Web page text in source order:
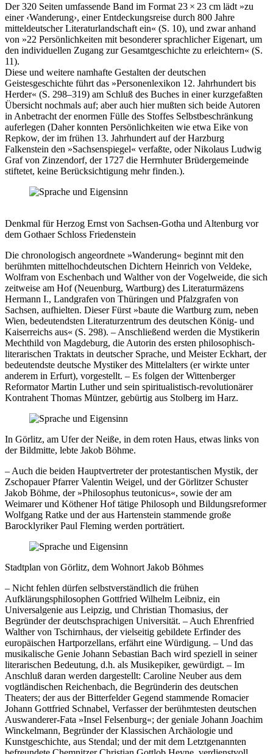
Der 320 Seiten umfassende Band im Format 23 × 23 cm lädt »zu
einer ‹Wanderung›, einer Entdeckungsreise durch 800 Jahre
mitteldeutscher Literaturlandschaft ein« (S. 10), und zwar anhand
von »22 Persönlichkeiten mit besonderer sprachlicher Eigenart, um
den individuellen Zugang zur Gesamtgeschichte zu erleichtern« (S.
11).
Diese und weitere namhafte Gestalten der deutschen
Geistesgeschichte führt das »Personenlexikon 12. Jahrhundert bis
Herder« (S. 298–319) am Schluß des Buches in einer kurzgefaßten
Übersicht nochmals auf; aber auch hier mußten sich beide Autoren
in Anbetracht der enormen Fülle des Stoffes Selbstbeschränkung
auferlegen (Daher konnten Persönlichkeiten wie etwa Eike von
Repkow, der im frühen 13. Jahrhundert auf der Harzburg
Falkenstein den »Sachsenspiegel« verfaßte, oder Nikolaus Ludwig
Graf von Zinzendorf, der 1727 die Herrnhuter Brüdergemeinde
stiftetet, keine Berücksichtigung mehr finden.).
Denkmal für Herzog Ernst von Sachsen-Gotha und Altenburg vor
dem Gothaer Schloss Friedenstein
Die chronologisch angeordnete »Wanderung« beginnt mit den
berühmten mittelhochdeutschen Dichtern Heinrich von Veldeke,
Wolfram von Eschenbach und Walther von der Vogelweide, die sich
zeitweise am Hof (Neuenburg, Wartburg) des Literaturmäzens
Hermann I., Landgrafen von Thüringen und Pfalzgrafen von
Sachsen, aufhielten. Dieser Fürst »baute die Wartburg zum, neben
Wien, bedeutendsten Literaturzentrum des deutschen König- und
Kaiserreichs aus« (S. 298). – Anschließend werden die Mystikerin
Mechthild von Magdeburg, die Autorin des ersten philosophisch-
literarischen Traktats in deutscher Sprache, und Meister Eckhart, der
bedeutendste deutsche Mystiker des Mittelalters (er wirkte unter
anderem in Erfurt), vorgestellt. – Es folgen der Wittenberger
Reformator Martin Luther und sein spiritualistisch-revolutionärer
Kontrahent Thomas Müntzer, gebürtig aus Stolberg im Harz.
In Görlitz, am Ufer der Neiße, in dem roten Haus, etwas links von
der Bildmitte, lebte Jakob Böhme.
– Auch die beiden Hauptvertreter der protestantischen Mystik, der
Zschopauer Pfarrer Valentin Weigel, und der Görlitzer Schuster
Jakob Böhme, der »Philosophus teutonicus«, sowie der am
Weimarer und Köthener Hof tätige Philosoph und Bildungsreformer
Wolfgang Ratke und der aus Hartenstein stammende große
Barocklyriker Paul Fleming werden porträtiert.
Stadtplan von Görlitz, dem Wohnort Jakob Böhmes
– Nicht fehlen dürfen selbstverständlich die frühen
Aufklärungsphilosophen Gottfried Wilhelm Leibniz, ein
Universalgenie aus Leipzig, und Christian Thomasius, der
Begründer der deutschsprachigen Universität. – Auch Ehrenfried
Walther von Tschirnhaus, der vielseitig gebildete Erfinder des
europäischen Hartporzellans, erfährt eine Würdigung. – Und das
musikalische Genie Johann Sebastian Bach wird speziell in seiner
literarischen Bedeutung, d.h. als Musik­epiker, gewürdigt. – Im
Anschluß daran werden dargestellt: Caroline Neuber aus dem
vogtländischen Reichenbach, die Begründerin des deutschen
Theaters; der aus der Bitterfelder Gegend stammende Romacier
Johann Gottfried Schnabel, Verfasser der berühmtesten deutschen
Auswanderer-Fata »Insel Felsenburg«; der geniale Johann Joachim
Winckelmann, Begründer der Klassischen Archäologie und
Kunstgeschichte, aus Stendal; und der mit dem Letztgenannten